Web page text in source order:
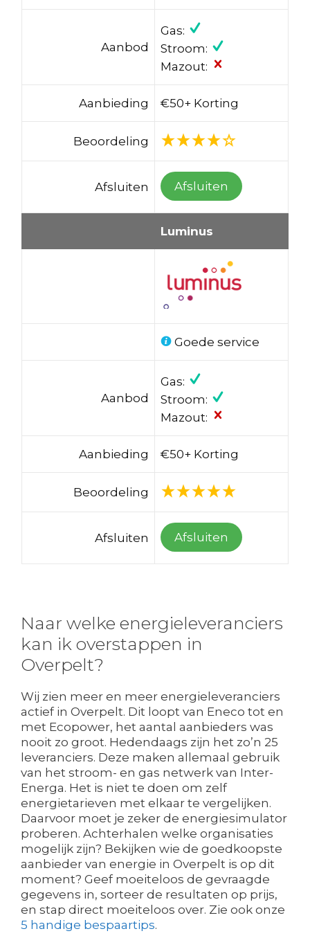
Aanbod
Gas:
Stroom:
Mazout:
Aanbieding €50+ Korting
Beoordeling
Afsluiten Afsluiten
Luminus
Goede service
Aanbod
Gas:
Stroom:
Mazout:
Aanbieding €50+ Korting
Beoordeling
Afsluiten Afsluiten
Naar welke energieleveranciers
kan ik overstappen in
Overpelt?
Wij zien meer en meer energieleveranciers
actief in Overpelt. Dit loopt van Eneco tot en
met Ecopower, het aantal aanbieders was
nooit zo groot. Hedendaags zijn het zo’n 25
leveranciers. Deze maken allemaal gebruik
van het stroom- en gas netwerk van Inter-
Energa. Het is niet te doen om zelf
energietarieven met elkaar te vergelijken.
Daarvoor moet je zeker de energiesimulator
proberen. Achterhalen welke organisaties
mogelijk zijn? Bekijken wie de goedkoopste
aanbieder van energie in Overpelt is op dit
moment? Geef moeiteloos de gevraagde
gegevens in, sorteer de resultaten op prijs,
en stap direct moeiteloos over. Zie ook onze
5 handige bespaartips.